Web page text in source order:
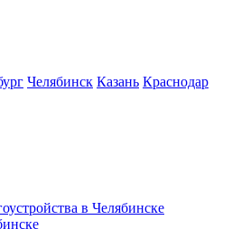
Челябинск Казань Краснодар
в Челябинске